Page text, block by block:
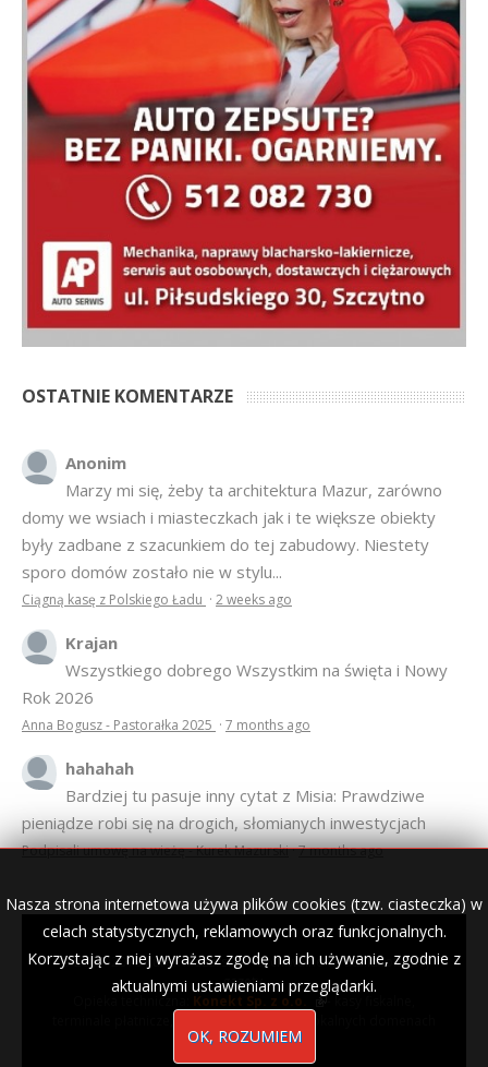
OSTATNIE KOMENTARZE
Anonim
Marzy mi się, żeby ta architektura Mazur, zarówno
domy we wsiach i miasteczkach jak i te większe obiekty
były zadbane z szacunkiem do tej zabudowy. Niestety
sporo domów zostało nie w stylu...
Ciągną kasę z Polskiego Ładu · 2 weeks ago
Krajan
Wszystkiego dobrego Wszystkim na święta i Nowy
Rok 2026
Anna Bogusz - Pastorałka 2025 · 7 months ago
hahahah
Bardziej tu pasuje inny cytat z Misia: Prawdziwe
pieniądze robi się na drogich, słomianych inwestycjach
Podpisali umowę na wieżę - Kurek Mazurski·7 months ago
Nasza strona internetowa używa plików cookies (tzw. ciasteczka) w
celach statystycznych, reklamowych oraz funkcjonalnych.
Korzystając z niej wyrażasz zgodę na ich używanie, zgodnie z
aktualnymi ustawieniami przeglądarki.
OK, ROZUMIEM
© 2007–2018 Kurek Mazurski — archiwalne wydania lokalnej
gazety.
Opieka techniczna: Konekt Sp. z o.o.
- kasy fiskalne,